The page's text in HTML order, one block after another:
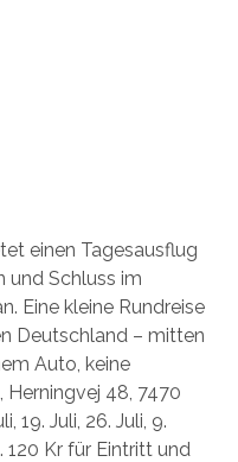
einen Tagesausflug
und Schluss im
Eine kleine Rundreise
Deutschland – mitten
Auto, keine
Herningvej 48, 7470
19. Juli, 26. Juli, 9.
120 Kr für Eintritt und